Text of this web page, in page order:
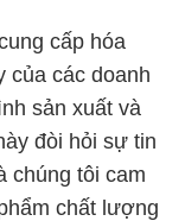
cấp hóa
của các doanh
sản xuất và
đòi hỏi sự tin
chúng tôi cam
chất lượng